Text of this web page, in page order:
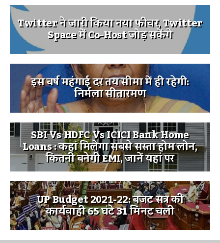
Twitter ने जारी किया नया फीचर, Twitter
Space में Co-Host जोड़ सकेंगे
इस वर्ष महंगाई दर तय सीमा में ही रहेगी:
निर्मला सीतारमण
SBI Vs HDFC Vs ICICI Bank Home
Loans : कहां मिलेगा सबसे सस्ता होम लोन,
कितनी बनेगी EMI, जानें यहां पर
UP Budget 2021-22: बजट सत्र की
कार्यवाही 65 घंटे 31 मिनट चली